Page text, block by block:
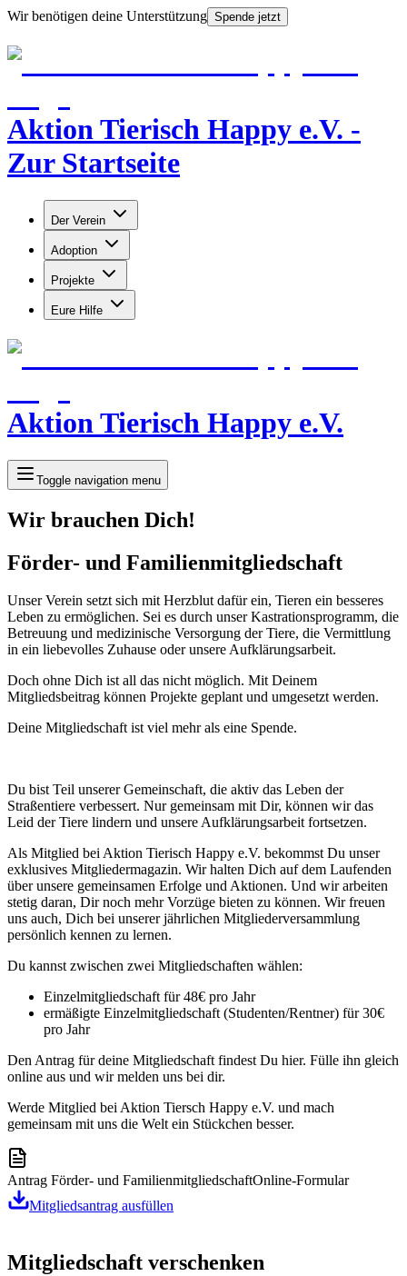
Wir benötigen deine Unterstützung Spende jetzt
Aktion Tierisch Happy e.V. -
Zur Startseite
Der Verein
Adoption
Projekte
Eure Hilfe
Aktion Tierisch Happy e.V.
Toggle navigation menu
Wir brauchen Dich!
Förder- und Familienmitgliedschaft
Unser Verein setzt sich mit Herzblut dafür ein, Tieren ein besseres
Leben zu ermöglichen. Sei es durch unser Kastrationsprogramm, die
Betreuung und medizinische Versorgung der Tiere, die Vermittlung
in ein liebevolles Zuhause oder unsere Aufklärungsarbeit.
Doch ohne Dich ist all das nicht möglich. Mit Deinem
Mitgliedsbeitrag können Projekte geplant und umgesetzt werden.
Deine Mitgliedschaft ist viel mehr als eine Spende.
Du bist Teil unserer Gemeinschaft, die aktiv das Leben der
Straßentiere verbessert. Nur gemeinsam mit Dir, können wir das
Leid der Tiere lindern und unsere Aufklärungsarbeit fortsetzen.
Als Mitglied bei Aktion Tierisch Happy e.V. bekommst Du unser
exklusives Mitgliedermagazin. Wir halten Dich auf dem Laufenden
über unsere gemeinsamen Erfolge und Aktionen. Und wir arbeiten
stetig daran, Dir noch mehr Vorzüge bieten zu können. Wir freuen
uns auch, Dich bei unserer jährlichen Mitgliederversammlung
persönlich kennen zu lernen.
Du kannst zwischen zwei Mitgliedschaften wählen:
Einzelmitgliedschaft für 48€ pro Jahr
ermäßigte Einzelmitgliedschaft (Studenten/Rentner) für 30€
pro Jahr
Den Antrag für deine Mitgliedschaft findest Du hier. Fülle ihn gleich
online aus und wir melden uns bei dir.
Werde Mitglied bei Aktion Tiersch Happy e.V. und mach
gemeinsam mit uns die Welt ein Stückchen besser.
Antrag Förder- und FamilienmitgliedschaftOnline-Formular
Mitgliedsantrag ausfüllen
Mitgliedschaft verschenken